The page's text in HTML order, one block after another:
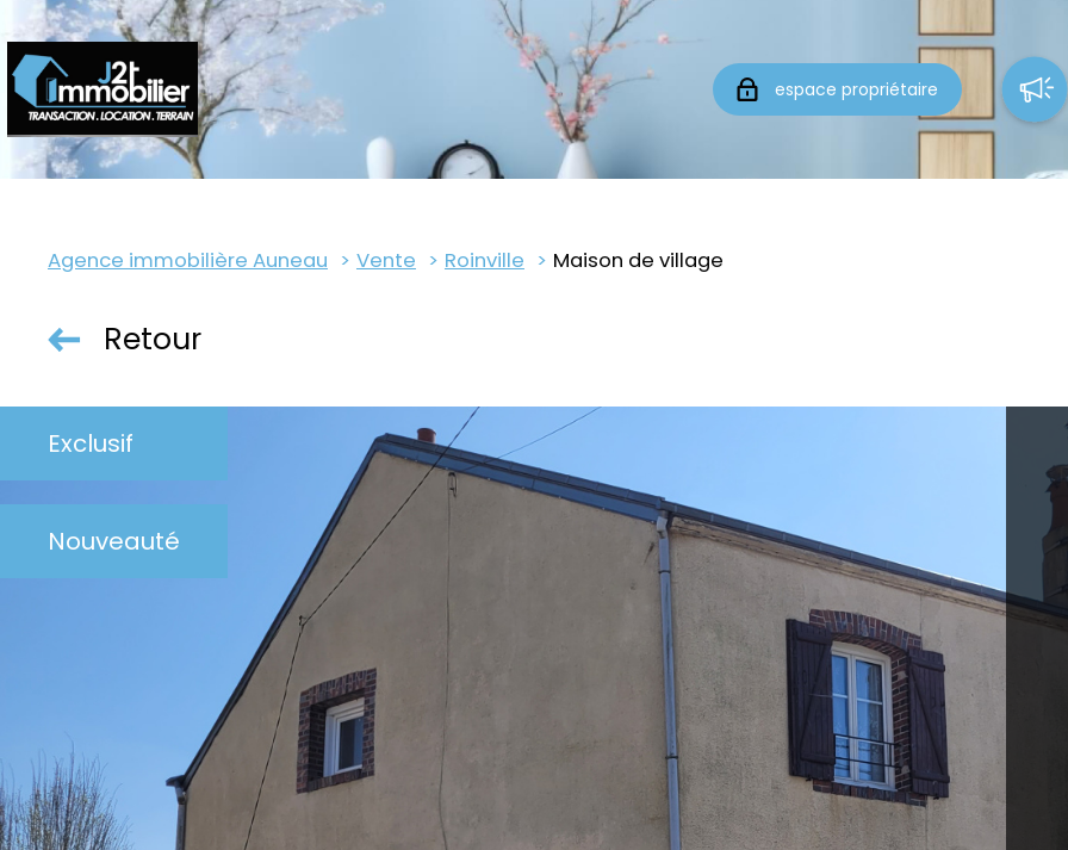
espace propriétaire
Agence immobilière Auneau Vente Roinville Maison de village
Retour
Exclusif
Nouveauté